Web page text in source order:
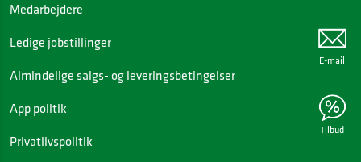
E-mail
Tilbud
Medarbejdere
Ledige jobstillinger
Almindelige salgs- og leveringsbetingelser
App politik
Privatlivspolitik